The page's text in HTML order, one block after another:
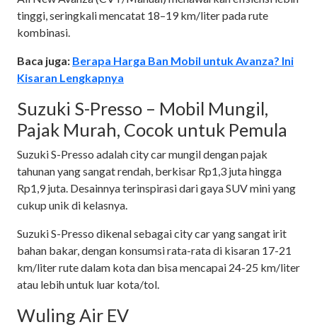
tinggi, seringkali mencatat 18–19 km/liter pada rute
kombinasi.
Baca juga: Berapa Harga Ban Mobil untuk Avanza? Ini
Kisaran Lengkapnya
Suzuki S-Presso – Mobil Mungil,
Pajak Murah, Cocok untuk Pemula
Suzuki S-Presso adalah city car mungil dengan pajak
tahunan yang sangat rendah, berkisar Rp1,3 juta hingga
Rp1,9 juta. Desainnya terinspirasi dari gaya SUV mini yang
cukup unik di kelasnya.
Suzuki S-Presso dikenal sebagai city car yang sangat irit
bahan bakar, dengan konsumsi rata-rata di kisaran 17-21
km/liter rute dalam kota dan bisa mencapai 24-25 km/liter
atau lebih untuk luar kota/tol.
Wuling Air EV